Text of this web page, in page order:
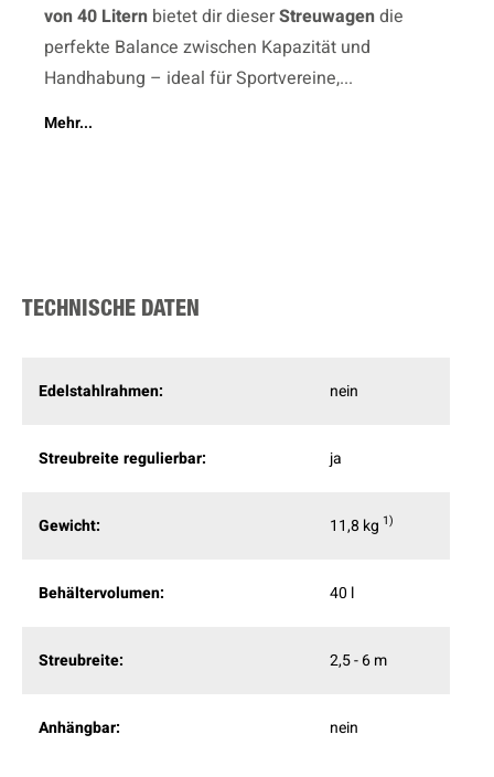
von 40 Litern bietet dir dieserStreuwagendie
perfekte Balance zwischen Kapazität und
Handhabung – ideal für Sportvereine,...
Mehr...
TECHNISCHE DATEN
Edelstahlrahmen: nein
Streubreite regulierbar: ja
Gewicht: 11,8 kg 1
Behältervolumen: 40 l
Streubreite: 2,5 - 6 m
Anhängbar: nein